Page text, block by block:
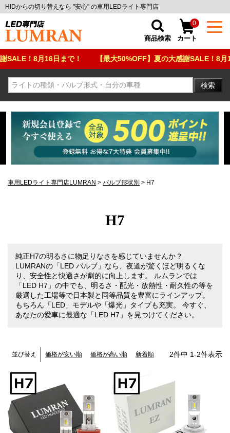
HIDからの切り替えなら "安心" の車用LEDライト専門店
商品検索 カート
0
8月16日まで！ 【最大50%OFF】夏の大感謝SALE！8月16日ま
検索
車用LEDライト専門店LUMRAN バルブ形状別 H7
H7
純正H7の明るさに物足りなさを感じていませんか？
LUMRANの「LED バルブ」なら、夜道が驚くほど明るくな
り、安全性と快適さが劇的に向上します。 ルムランでは
「LED H7」の中でも、明るさ・配光・放熱性・耐久性の等を
厳選した工場等で日本製と同等品質を豊富にラインアップ。
もちろん「LED」モデルや「爆光」タイプも充実。 今すぐ、
あなたの愛車に最適な「LED H7」を見つけてください。
並び替え 価格が安い順 価格が高い順 新着順 2件中 1-2件表示